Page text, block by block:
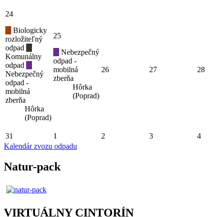
24
Biologicky
rozložiteľný
odpad
Komunálny
odpad
Nebezpečný
odpad -
mobilná
zberňa
Hôrka
(Poprad)
25
Nebezpečný
odpad -
mobilná
zberňa
Hôrka
(Poprad)
26 27 28
31 1 2 3
4
Kalendár zvozu odpadu
Natur-pack
VIRTUÁLNY CINTORÍN